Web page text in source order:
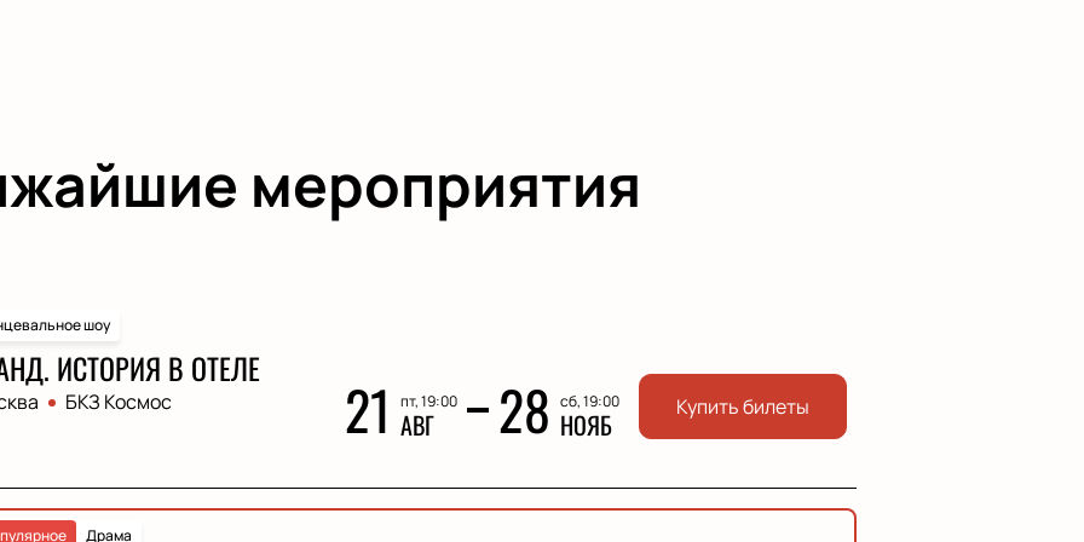
мероприятия
шоу
ИСТОРИЯ В ОТЕЛЕ
БКЗ Космос 21 пт, 19:00
АВГ 28 сб, 19:00
НОЯБ Купить билеты
Драма